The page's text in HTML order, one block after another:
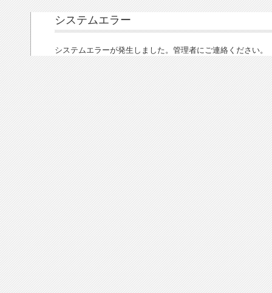
システムエラー
システムエラーが発生しました。管理者にご連絡ください。